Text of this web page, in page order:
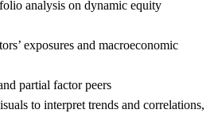
analysis on dynamic equity
exposures and macroeconomic
partial factor peers
to interpret trends and correlations,